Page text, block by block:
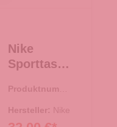
Nike
Sporttasch
Brasilia
schwarz
Produktnumme
Hersteller: Nike